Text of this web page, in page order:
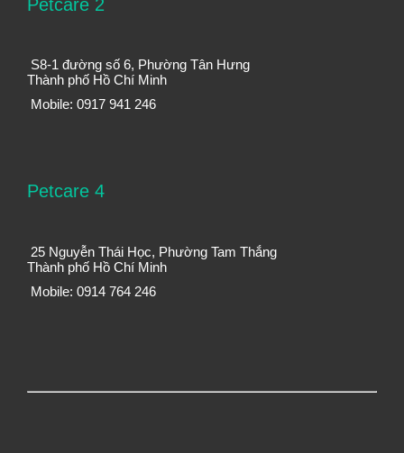
Petcare 2
S8-1 đường số 6, Phường Tân Hưng
Thành phố Hồ Chí Minh
Mobile: 0917 941 246
Petcare 4
25 Nguyễn Thái Học, Phường Tam Thắng
Thành phố Hồ Chí Minh
Mobile: 0914 764 246